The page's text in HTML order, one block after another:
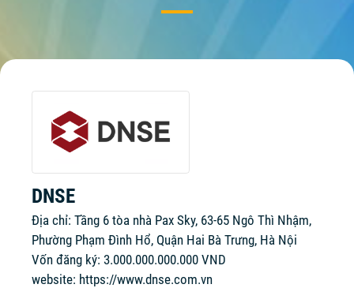
DNSE
Địa chỉ: Tầng 6 tòa nhà Pax Sky, 63-65 Ngô Thì Nhậm,
Phường Phạm Đình Hổ, Quận Hai Bà Trưng, Hà Nội
Vốn đăng ký: 3.000.000.000.000 VND
website: https://www.dnse.com.vn